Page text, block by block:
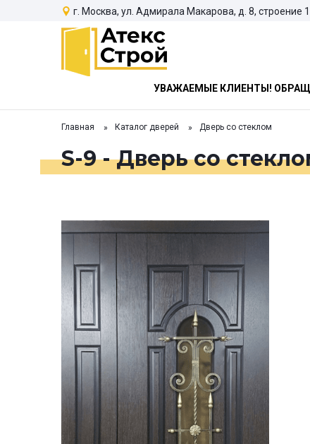
г. Москва, ул. Адмирала Макарова, д. 8, строение 1
УВАЖАЕМЫЕ КЛИЕНТЫ!
Главная Каталог дверей Дверь со стеклом
S-9 - Дверь со